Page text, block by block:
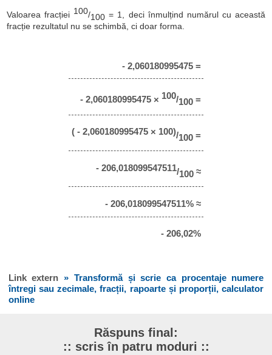
Valoarea fracției 100/100 = 1, deci înmulțind numărul cu această
fracție rezultatul nu se schimbă, ci doar forma.
- 2,060180995475 =
- 2,060180995475 × 100/100=
( - 2,060180995475 × 100)/100=
- 206,018099547511/100≈
- 206,018099547511% ≈
- 206,02%
Link extern» Transformă și scrie ca procentaje numere
întregi sau zecimale, fracții, rapoarte și proporții, calculator
online
Răspuns final:
:: scris în patru moduri ::